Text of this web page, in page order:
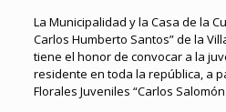
La Municipalidad y la Casa de la
Carlos Humberto Santos” de la
tiene el honor de convocar a la
residente en toda la república, a
Florales Juveniles “Carlos